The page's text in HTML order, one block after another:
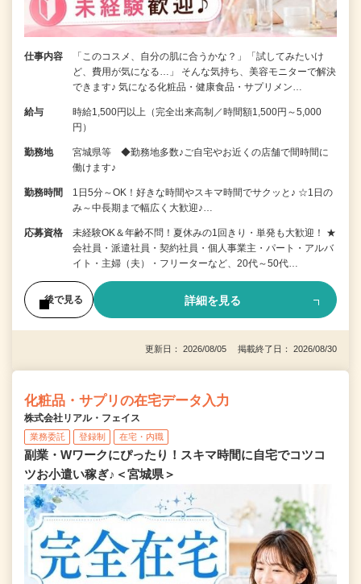
仕事内容
「このコスメ、自分の肌に合うかな？」「試してみたいけ
ど、費用が気になる…」 そんな気持ち、美容モニターで解決
できます♪ 気になる化粧品・健康食品・サプリメン…
給与
時給1,500円以上（完全出来高制／時間額1,500円～5,000
円）
勤務地
宮城県等 ◆勤務地多数♪ご自宅やお近くの店舗で間時間に
働けます♪
勤務時間
1日5分～OK！好きな時間やスキマ時間でサクッと♪ ☆1日の
み～中長期まで幅広く大歓迎♪…
応募資格
未経験OK＆年齢不問！夏休みの1回きり・単発も大歓迎！ ★
会社員・派遣社員・契約社員・個人事業主・パート・アルバ
イト・主婦（夫）・フリーターなど、20代～50代…
後で見る 詳細を見る
更新日： 2026/08/05 掲載終了日： 2026/08/30
化粧品・サプリの在宅データ入力
株式会社リアル・フェイス
業務委託 登録制 在宅・内職
副業・Wワークにぴったり！スキマ時間に自宅でコツコ
ツお小遣い稼ぎ♪＜宮城県＞